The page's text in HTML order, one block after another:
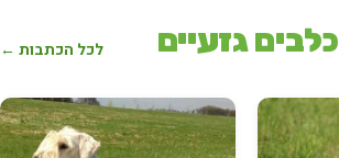
כלבים גזעיים לכל הכתבות ←